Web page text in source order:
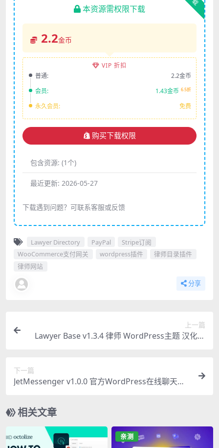
本资源需权限下载
2.2金币
VIP 折扣
普通:
2.2金币
会员:
1.43金币 6.5折
永久会员: 免费
购买下载权限
包含资源: (1个)
最近更新: 2026-05-27
下载遇到问题？可联系客服或反馈
Lawyer Directory PayPal
Stripe订阅
WooCommerce支付网关
wordpress插件
律师目录插件
律师网站
分享
上一篇
Lawyer Base v1.3.4 律师 WordPress主题 汉化版
下一篇
JetMessenger v1.0.0 官方WordPress在线聊天插
相关文章
亲测